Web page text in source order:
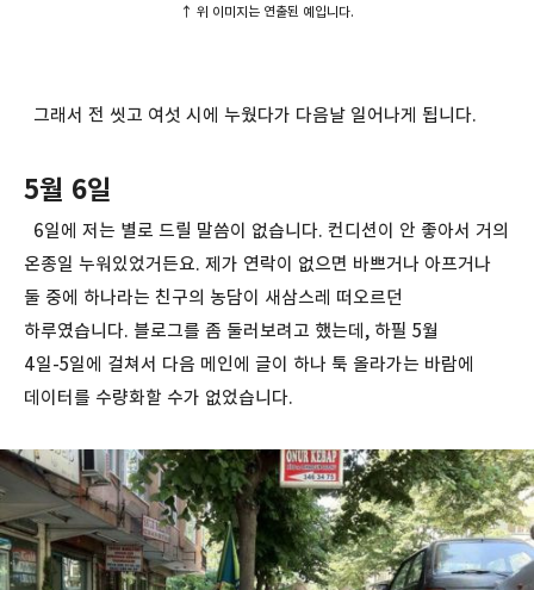
↑ 위 이미지는 연출된 예입니다.
그래서 전 씻고 여섯 시에 누웠다가 다음날 일어나게 됩니다.
5월 6일
6일에 저는 별로 드릴 말씀이 없습니다. 컨디션이 안 좋아서 거의
온종일 누워있었거든요. 제가 연락이 없으면 바쁘거나 아프거나
둘 중에 하나라는 친구의 농담이 새삼스레 떠오르던
하루였습니다. 블로그를 좀 둘러보려고 했는데, 하필 5월
4일-5일에 걸쳐서 다음 메인에 글이 하나 툭 올라가는 바람에
데이터를 수량화할 수가 없었습니다.